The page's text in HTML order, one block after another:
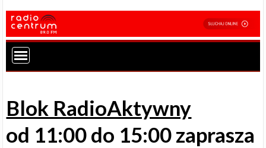
Blok RadioAktywny
od 11:00 do 15:00 zaprasza